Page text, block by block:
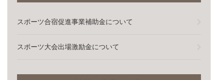
スポーツ合宿促進事業補助金について
スポーツ大会出場激励金について